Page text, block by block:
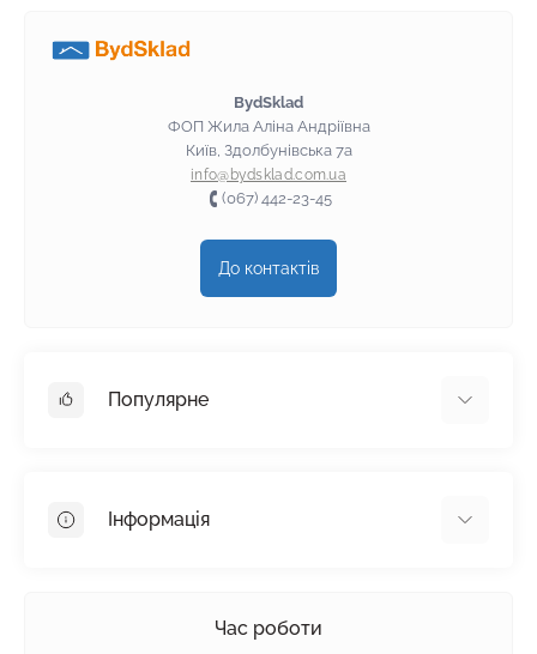
Клей для пінополістиролу BudmonsteR
BydSklad
ФОП Жила Аліна Андріївна
Київ, Здолбунівська 7а
info@bydsklad.com.ua
(067) 442-23-45
До контактів
Популярне
Пінопласт
Інформація
Час роботи